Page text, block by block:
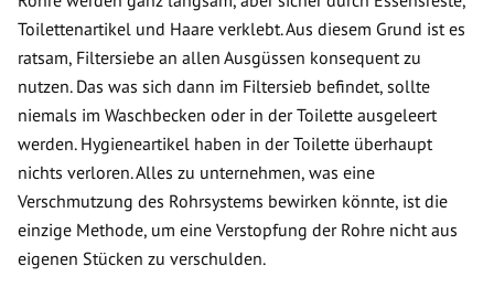
Toilettenartikel und Haare verklebt. Aus diesem Grund ist es
ratsam, Filtersiebe an allen Ausgüssen konsequent zu
nutzen. Das was sich dann im Filtersieb befindet, sollte
niemals im Waschbecken oder in der Toilette ausgeleert
werden. Hygieneartikel haben in der Toilette überhaupt
nichts verloren. Alles zu unternehmen, was eine
Verschmutzung des Rohrsystems bewirken könnte, ist die
einzige Methode, um eine Verstopfung der Rohre nicht aus
eigenen Stücken zu verschulden.